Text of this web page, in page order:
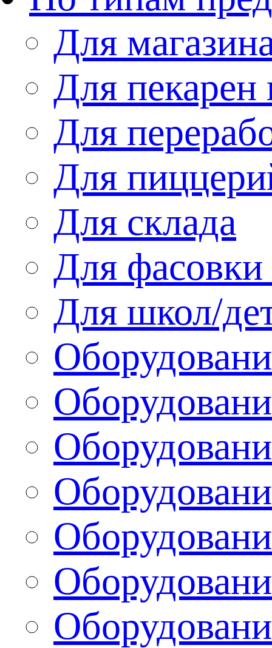
Для
Для пекарен
Для
Для
Для склада
Для фасовки
Для школ/